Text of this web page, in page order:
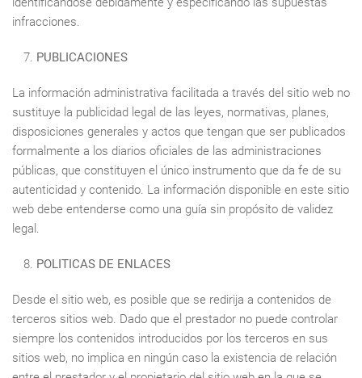
infracciones.
PUBLICACIONES
La información administrativa facilitada a través del sitio web no
sustituye la publicidad legal de las leyes, normativas, planes,
disposiciones generales y actos que tengan que ser publicados
formalmente a los diarios oficiales de las administraciones
públicas, que constituyen el único instrumento que da fe de su
autenticidad y contenido. La información disponible en este sitio
web debe entenderse como una guía sin propósito de validez
legal.
POLITICAS DE ENLACES
Desde el sitio web, es posible que se redirija a contenidos de
terceros sitios web. Dado que el prestador no puede controlar
siempre los contenidos introducidos por los terceros en sus
sitios web, no implica en ningún caso la existencia de relación